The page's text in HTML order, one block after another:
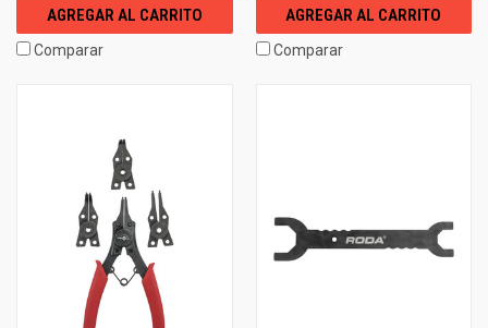
AGREGAR AL CARRITO
Comparar
AGREGAR AL CARRITO
Comparar